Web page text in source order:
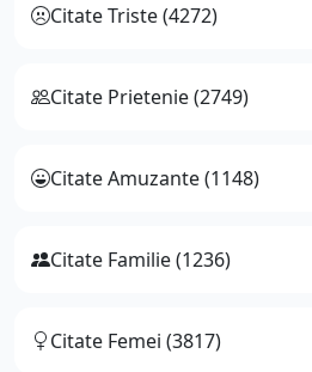
Citate Triste (4272)
Citate Prietenie (2749)
Citate Amuzante (1148)
Citate Familie (1236)
Citate Femei (3817)